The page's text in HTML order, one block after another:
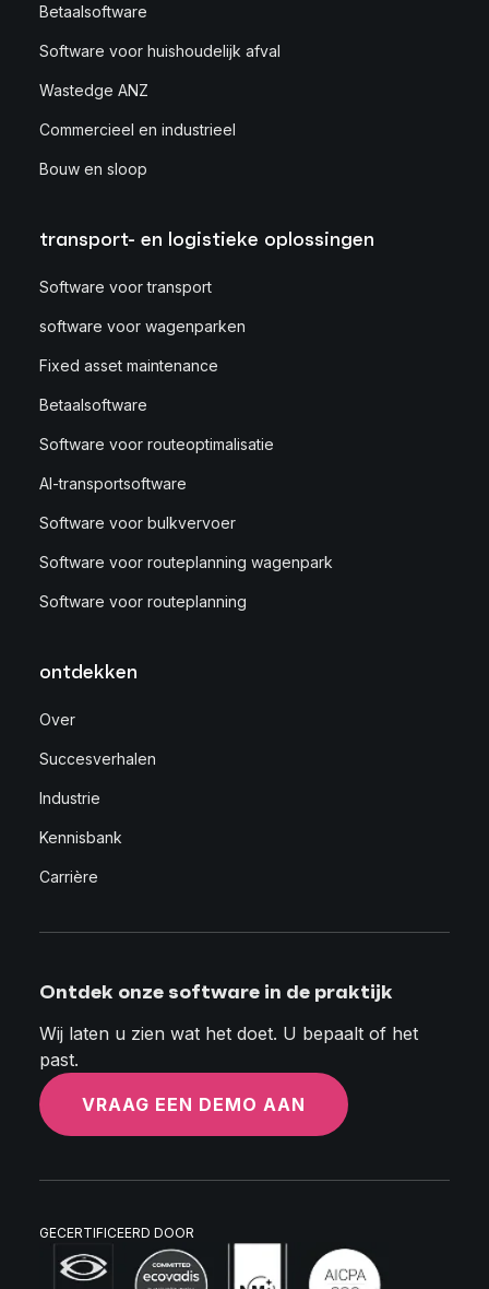
Betaalsoftware
Software voor huishoudelijk afval
Wastedge ANZ
Commercieel en industrieel
Bouw en sloop
transport- en logistieke oplossingen
Software voor transport
software voor wagenparken
Fixed asset maintenance
Betaalsoftware
Software voor routeoptimalisatie
AI-transportsoftware
Software voor bulkvervoer
Software voor routeplanning wagenpark
Software voor routeplanning
ontdekken
Over
Succesverhalen
Industrie
Kennisbank
Carrière
Ontdek onze software in de praktijk
Wij laten u zien wat het doet. U bepaalt of het
past.
VRAAG EEN DEMO AAN
GECERTIFICEERD DOOR